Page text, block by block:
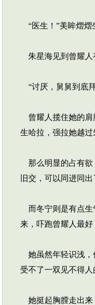
“医生！”美眸熠熠
朱星海见到曾耀人
“讨厌，舅舅到底
曾耀人揽住她的肩
生哈拉，强拉她越过
那么明显的占有欲
旧交，可以同进同出
而冬宁则是有点生
来，吓跑曾耀人最好
她虽然年轻识浅，
受不了一双见不得人
她挺起胸膛走出来